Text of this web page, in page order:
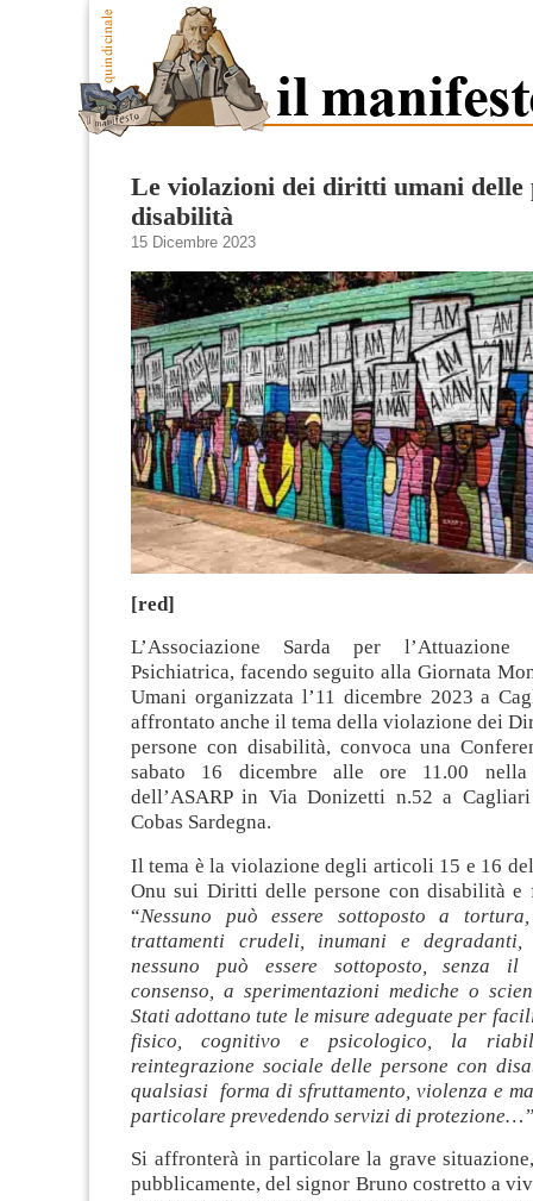
Le violazioni dei diritti umani delle
disabilità
15 Dicembre 2023
[red]
L’Associazione Sarda per
Psichiatrica, facendo seguito alla Giornata
Umani organizzata l’11 dicembre 2023 a
affrontato anche il tema della violazione dei
persone con disabilità, convoca una
sabato 16 dicembre alle ore 11.00 nella
dell’ASARP in Via Donizetti n.52 a
Cobas Sardegna.
Il tema è la violazione degli articoli 15 e 16
Onu sui Diritti delle persone con disabilità e
“Nessuno può essere sottoposto a
trattamenti crudeli, inumani e
nessuno può essere sottoposto, senza
consenso, a sperimentazioni mediche o
Stati adottano tute le misure adeguate per
fisico, cognitivo e psicologico, la
reintegrazione sociale delle persone con
qualsiasi forma di sfruttamento, violenza e
particolare prevedendo servizi di protezione…”
Si affronterà in particolare la grave
pubblicamente, del signor Bruno costretto a